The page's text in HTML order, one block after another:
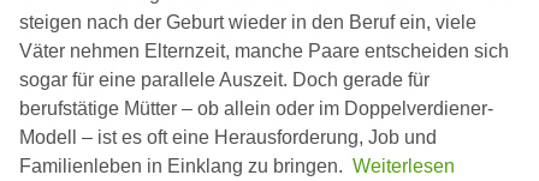
steigen nach der Geburt wieder in den Beruf ein, viele
Väter nehmen Elternzeit, manche Paare entscheiden sich
sogar für eine parallele Auszeit. Doch gerade für
berufstätige Mütter – ob allein oder im Doppelverdiener-
Modell – ist es oft eine Herausforderung, Job und
Familienleben in Einklang zu bringen. Weiterlesen